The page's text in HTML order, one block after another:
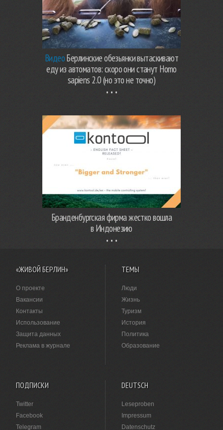
ВидеоБерлинские обезьянки вытаскивают
еду из автоматов: скоро они станут Homo
sapiens 2.0 (но это не точно)
Бранденбургская фирма жестко вошла
в Индонезию
«ЖИВОЙ БЕРЛИН»
О проекте
Вакансии
Контакты
Использование
Защита данных
Реклама в журнале
ТЕМЫ
Люди
Жизнь
Туризм
История
Политика
Образование
ПОДПИСКИ
Twitter
Facebook
Telegram
DEUTSCH
Leseproben
Impressum
Datenschutz